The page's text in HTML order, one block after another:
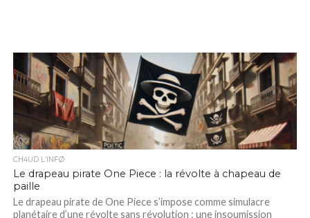
CH4UD L’INFØ
Le drapeau pirate One Piece : la révolte à chapeau de
paille
Le drapeau pirate de One Piece s’impose comme simulacre
planétaire d’une révolte sans révolution : une insoumission